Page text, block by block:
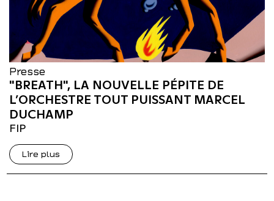
Presse
"BREATH", LA NOUVELLE PÉPITE DE
L’ORCHESTRE TOUT PUISSANT MARCEL
DUCHAMP
FIP
Lire plus